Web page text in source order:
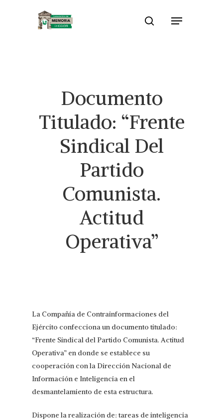
search
Menu
Documento
Titulado: “Frente
Sindical Del
Partido
Comunista.
Actitud
Operativa”
La Compañía de Contrainformaciones del
Ejército confecciona un documento titulado:
“Frente Sindical del Partido Comunista. Actitud
Operativa” en donde se establece su
cooperación con la Dirección Nacional de
Información e Inteligencia en el
desmantelamiento de esta estructura.
Dispone la realización de: tareas de inteligencia